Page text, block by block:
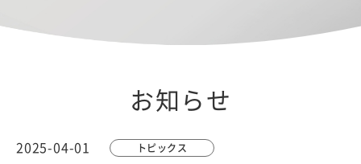
お知らせ
2025-04-01 トピックス